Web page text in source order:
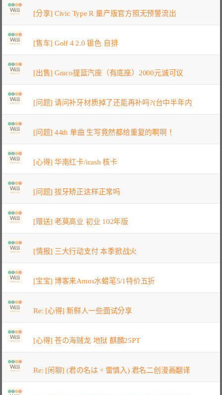
[分享] Civic Type R 量产版官方照无预警流出
[售车] Golf 4 2.0 银色 自排
[出售] Graco提篮汽座（有底座）2000元诚可议
[问题] 请问补牙材质掉了还能再补吗?(台中半年内
[问题] 44th 单曲 生写竟然都给重复的啊啊！
[心得] 华南红卡/icash 核卡
[问题] 拔牙矫正这样正常吗
[赠送] 老莫高业 初业 102年版
[情报] 三大行动支付 本季掀战火
[宝宝] 博客来Amos水蜡笔5/1特价五折
Re: [心得] 新鲜人一些面试分享
[心得] 苍の海贼龙 地狱 麒麟25PT
Re: [闲聊] (君の名は。雷慎入) 君名二创漫画翻译